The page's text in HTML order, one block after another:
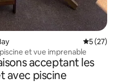
5 (27)
et vue imprenable
acceptant les
avec piscine